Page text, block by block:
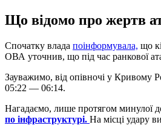
Що відомо про жертв
Спочатку влада поінформувала, що
ОВА уточнив, що під час ранкової
Зауважимо, від опівночі у Кривому
05:22 — 06:14.
Нагадаємо, лише протягом минулої
по інфраструктурі. На місці удару